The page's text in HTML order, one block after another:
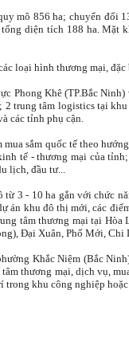
mô 856 ha; chuyển đổi
diện tích 188 ha.
loại hình thương mại,
Phong Khê (TP.Bắc
trung tâm logistics tại
các tỉnh phụ cận.
sắm quốc tế theo
tế - thương mại của
lịch, đầu tư...
3 - 10 ha gắn với chức
án khu đô thị mới, các
tâm thương mại tại
Đại Xuân, Phố Mới,
Khắc Niệm (Bắc
thương mại, dịch vụ,
khu công nghiệp